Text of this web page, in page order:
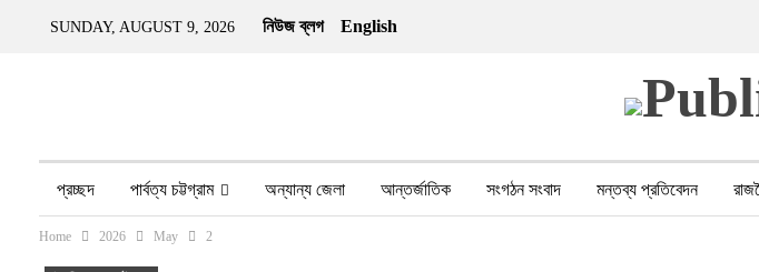
SUNDAY, AUGUST 9, 2026 নিউজ ব্লগ English
প্রচ্ছদ পার্বত্য চট্টগ্রাম অন্যান্য জেলা আন্তর্জাতিক সংগঠন সংবাদ মন্তব্য প্রতিবেদন
অন্য মিডিয়া ইতিহাস
Home 2026 May 2